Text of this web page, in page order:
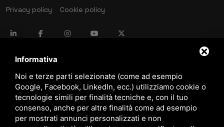
Privacy policy
Cookie policy
language ITALIANO
download Catalogo Stima
download Politica qualità e sicurezza
Informativa
Noi e terze parti selezionate (come ad esempio
Google, Facebook, LinkedIn, ecc.) utilizziamo cookie o
tecnologie simili per finalità tecniche e, con il tuo
consenso, anche per altre finalità come ad esempio
per mostrati annunci personalizzati e non